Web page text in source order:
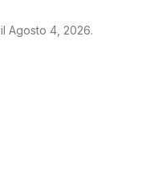
il Agosto 4, 2026.